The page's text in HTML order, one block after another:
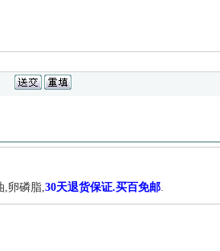
,卵磷脂,30天退货保证.买百免邮.